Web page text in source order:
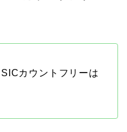
カウントフリーは